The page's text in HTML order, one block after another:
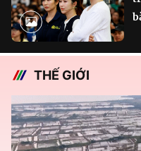
THẾ GIỚI